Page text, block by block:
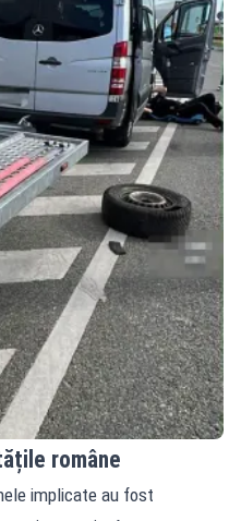
române
implicate au fost